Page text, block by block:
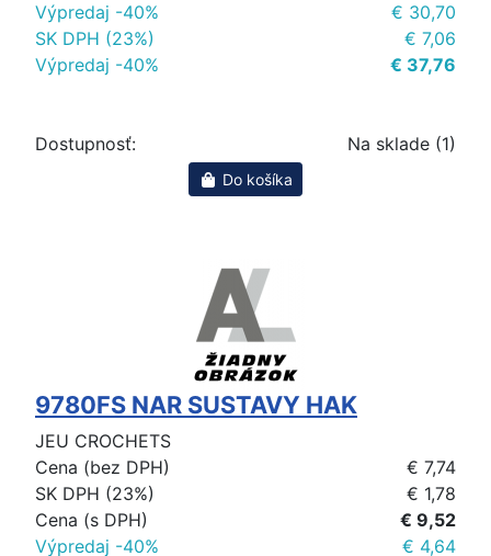
Výpredaj -40%
€ 30,70
SK DPH (23%)
€ 7,06
Výpredaj -40%
€ 37,76
Dostupnosť: Na sklade (1)
Do košíka
9780FS NAR SUSTAVY HAK
JEU CROCHETS
Cena (bez DPH)
€ 7,74
SK DPH (23%)
€ 1,78
Cena (s DPH)
€ 9,52
Výpredaj -40%
€ 4,64